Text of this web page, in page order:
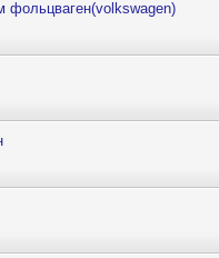
фольцваген(volkswagen)